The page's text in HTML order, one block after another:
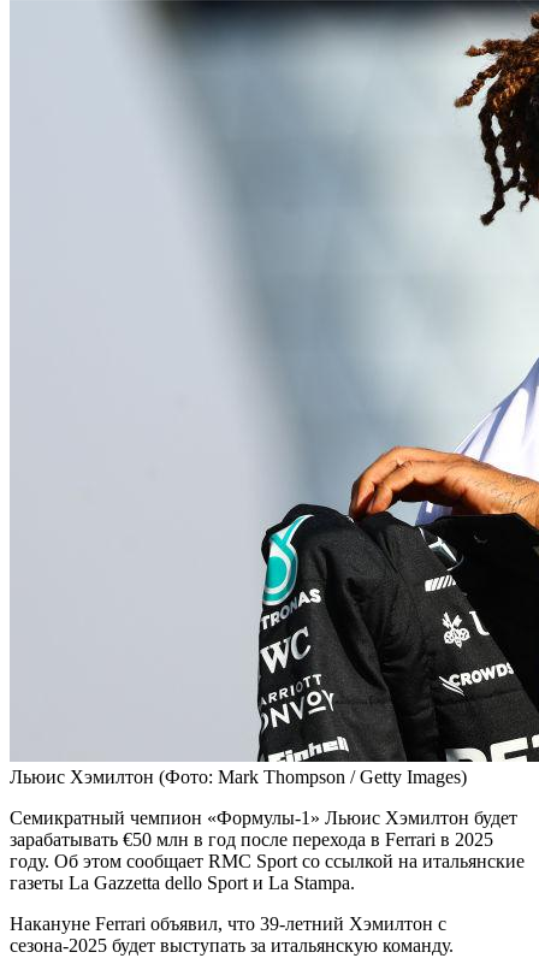
Льюис Хэмилтон (Фото: Mark Thompson / Getty Images)
Семикратный чемпион «Формулы-1» Льюис Хэмилтон будет
зарабатывать €50 млн в год после перехода в Ferrari в 2025
году. Об этом сообщает RMC Sport со ссылкой на итальянские
газеты La Gazzetta dello Sport и La Stampa.
Накануне Ferrari объявил, что 39-летний Хэмилтон с
сезона-2025 будет выступать за итальянскую команду.